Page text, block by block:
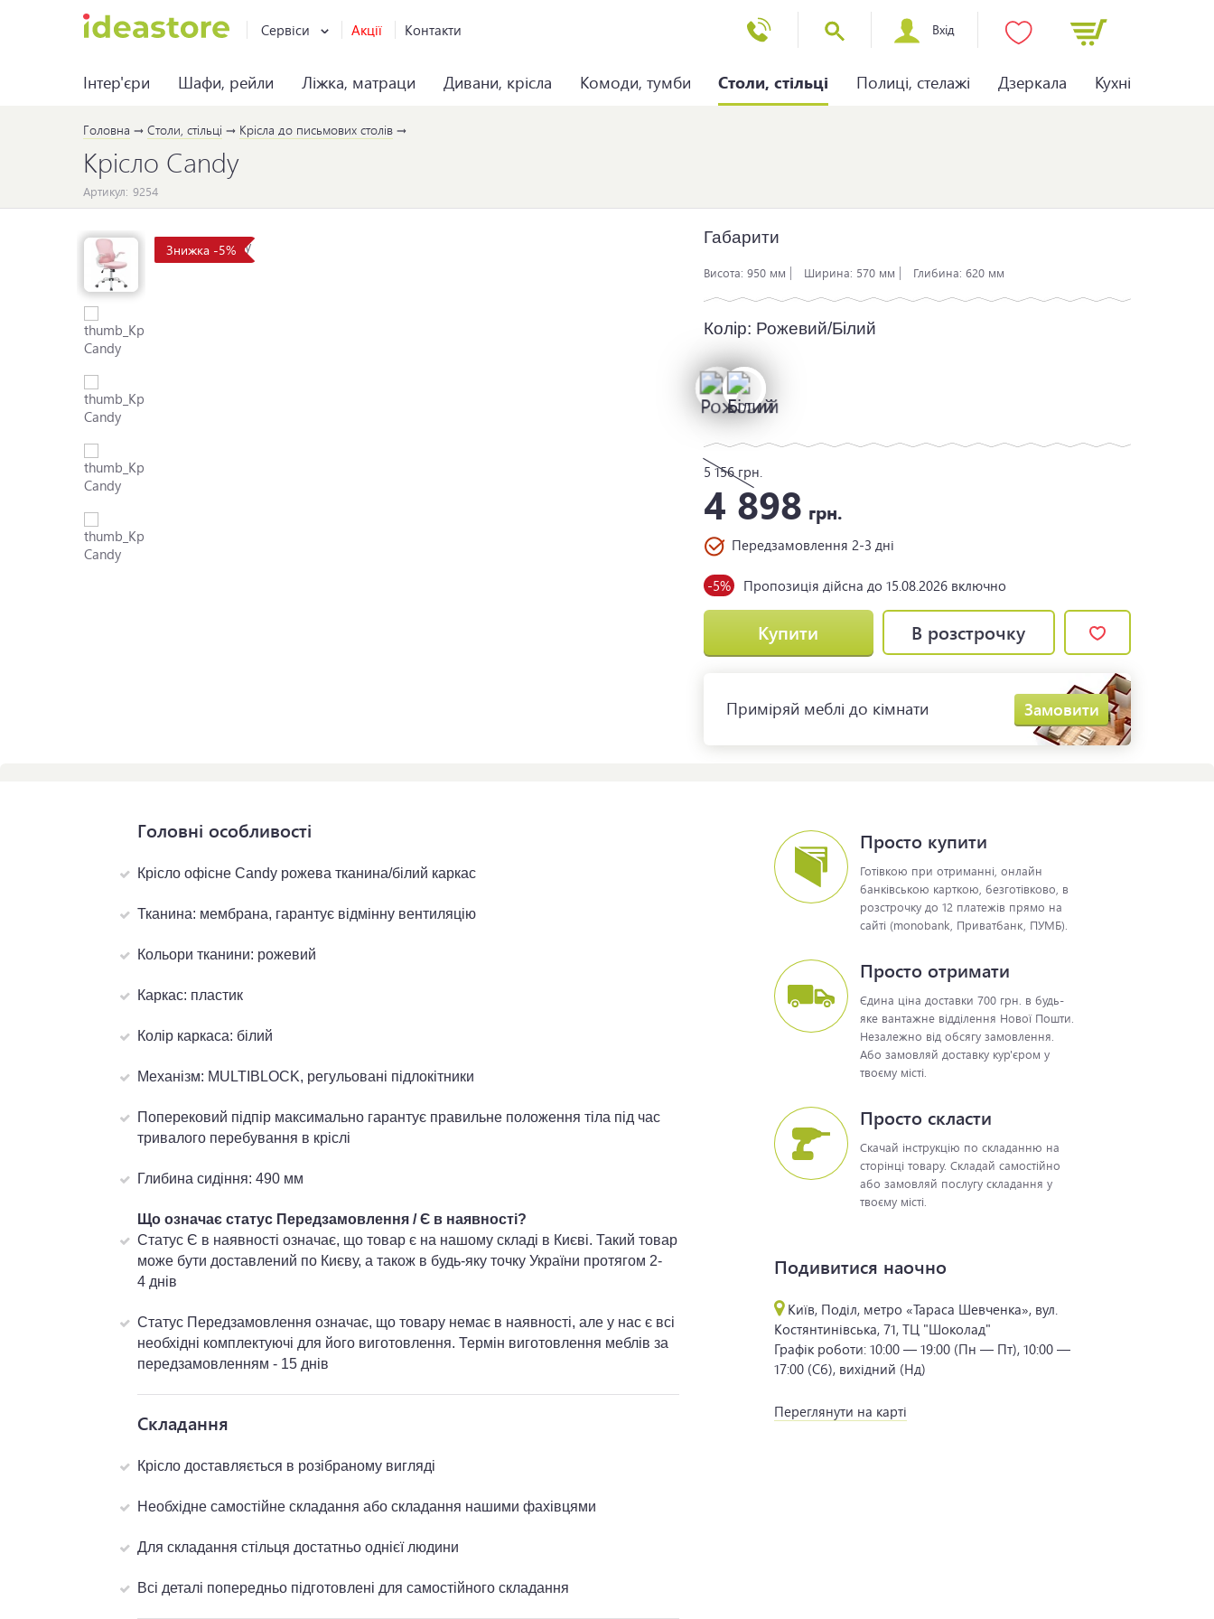
Сервіси Акції Контакти Вхід
Інтер'єри Шафи, рейли Ліжка, матраци Дивани, крісла Комоди, тумби Столи, стільці Полиці, стелажі Дзеркала Кухні
Головна Столи, стільці Крісла до письмових столів
Крісло Candy
Артикул: 9254
Знижка -5%
Габарити
Висота: 950 мм Ширина: 570 мм Глибина: 620 мм
Колір: Рожевий/Білий
5 156грн.
4 898грн.
Передзамовлення2-3 дні
-5% Пропозиція дійсна до 15.08.2026 включно
Купити В розстрочку
Приміряй меблі до кімнати Замовити
Головні особливості
Крісло офісне Candy рожева тканина/білий каркас
Тканина: мембрана, гарантує відмінну вентиляцію
Кольори тканини: рожевий
Каркас: пластик
Колір каркаса: білий
Механізм: MULTIBLOCK, регульовані підлокітники
Поперековий підпір максимально гарантує правильне положення тіла під час
тривалого перебування в кріслі
Глибина сидіння: 490 мм
Що означає статус Передзамовлення / Є в наявності?
Статус Є в наявності означає, що товар є на нашому складі в Києві. Такий товар
може бути доставлений по Києву, а також в будь-яку точку України протягом 2-
4 днів
Статус Передзамовлення означає, що товару немає в наявності, але у нас є всі
необхідні комплектуючі для його виготовлення. Термін виготовлення меблів за
передзамовленням - 15 днів
Складання
Крісло доставляється в розібраному вигляді
Необхідне самостійне складання або складання нашими фахівцями
Для складання стільця достатньо однієї людини
Всі деталі попередньо підготовлені для самостійного складання
Просто купити
Готівкою при отриманні, онлайн
банківською карткою, безготівково, в
розстрочку до 12 платежів прямо на
сайті (monobank, Приватбанк, ПУМБ).
Просто отримати
Єдина ціна доставки 700 грн. в будь-
яке вантажне відділення Нової Пошти.
Незалежно від обсягу замовлення.
Або замовляй доставку кур'єром у
твоєму місті.
Просто скласти
Скачай інструкцію по складанню на
сторінці товару. Складай самостійно
або замовляй послугу складання у
твоєму місті.
Подивитися наочно
Київ, Поділ, метро «Тараса Шевченка», вул.
Костянтинівська, 71, ТЦ "Шоколад"
Графік роботи: 10:00 — 19:00 (Пн — Пт), 10:00 —
17:00 (Сб), вихідний (Нд)
Переглянути на карті